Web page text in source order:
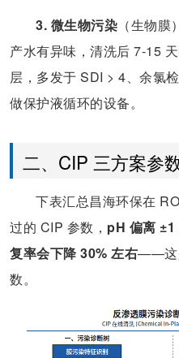
3. 微生物污染 （生物
产水有异味，清洗后 7-15
层，多发于 SDI > 4、余氯
做保护液循环的设备。
二、CIP 三方案参
下表汇总昌海环保在
过的 CIP 参数， pH 偏离
复率会下降 30% 左右——这
数。